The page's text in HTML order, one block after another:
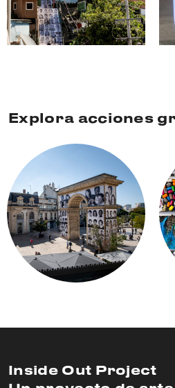
Explora acciones
Inside Out Project